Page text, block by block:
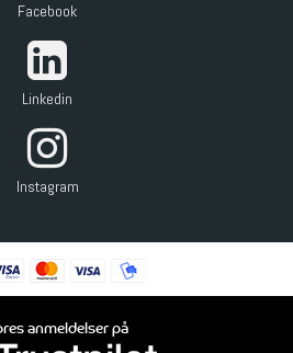
Facebook
Linkedin
Instagram
anmeldelser på